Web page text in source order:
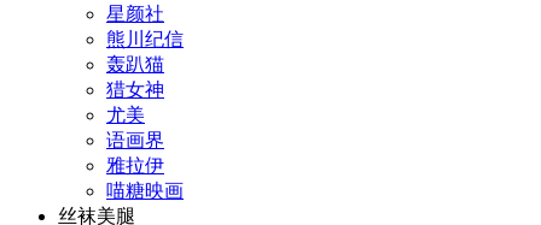
星颜社
熊川纪信
轰趴猫
猎女神
尤美
语画界
雅拉伊
喵糖映画
丝袜美腿